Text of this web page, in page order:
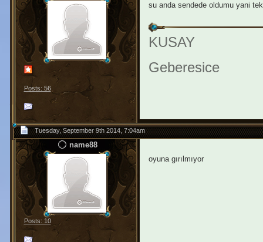
Posts: 56
su anda sendede oldumu yani
KUSAY
Geberesice
Tuesday, September 9th 2014, 7:04am
name88
Posts: 10
oyuna gırılmıyor